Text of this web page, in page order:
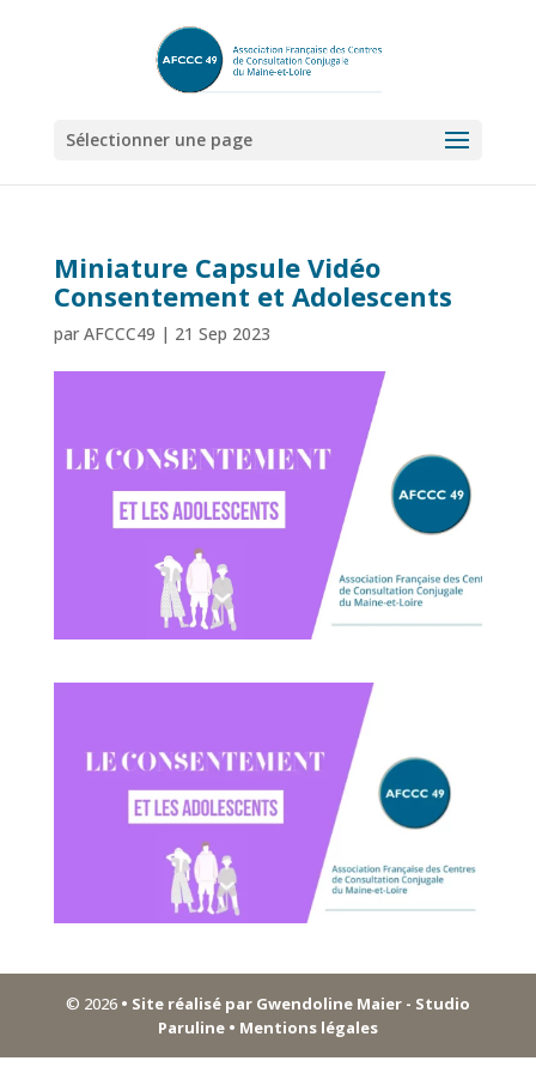
Sélectionner une page
Miniature Capsule Vidéo
Consentement et Adolescents
par AFCCC49 | 21 Sep 2023
© 2026 • Site réalisé par Gwendoline Maier - Studio
Paruline• Mentions légales